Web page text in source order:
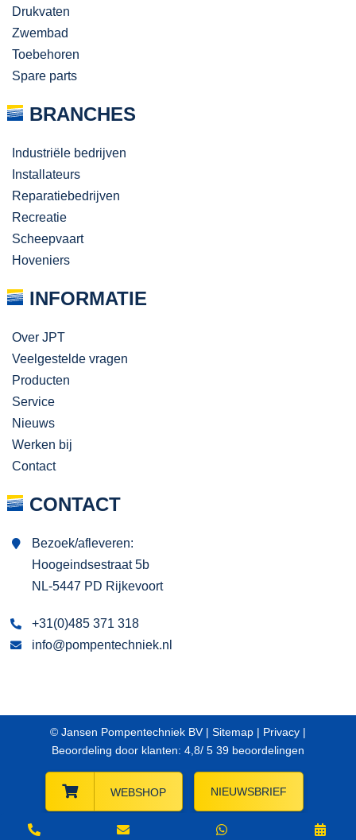
Drukvaten
Zwembad
Toebehoren
Spare parts
BRANCHES
Industriële bedrijven
Installateurs
Reparatiebedrijven
Recreatie
Scheepvaart
Hoveniers
INFORMATIE
Over JPT
Veelgestelde vragen
Producten
Service
Nieuws
Werken bij
Contact
CONTACT
Bezoek/afleveren:
Hoogeindsestraat 5b
NL-5447 PD Rijkevoort
+31(0)485 371 318
info@pompentechniek.nl
© Jansen Pompentechniek BV | Sitemap | Privacy |
Beoordeling door klanten: 4,8/ 5 39 beoordelingen
WEBSHOP NIEUWSBRIEF